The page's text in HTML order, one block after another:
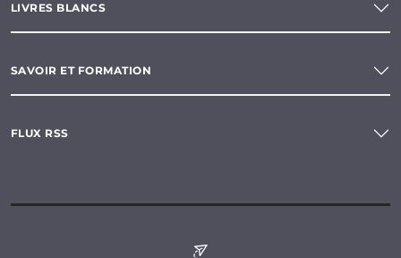
LIVRES BLANCS
SAVOIR ET FORMATION
FLUX RSS